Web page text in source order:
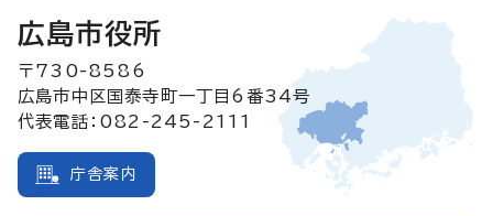
広島市役所
〒730-8586
広島市中区国泰寺町一丁目6番34号
代表電話：082-245-2111
庁舎案内